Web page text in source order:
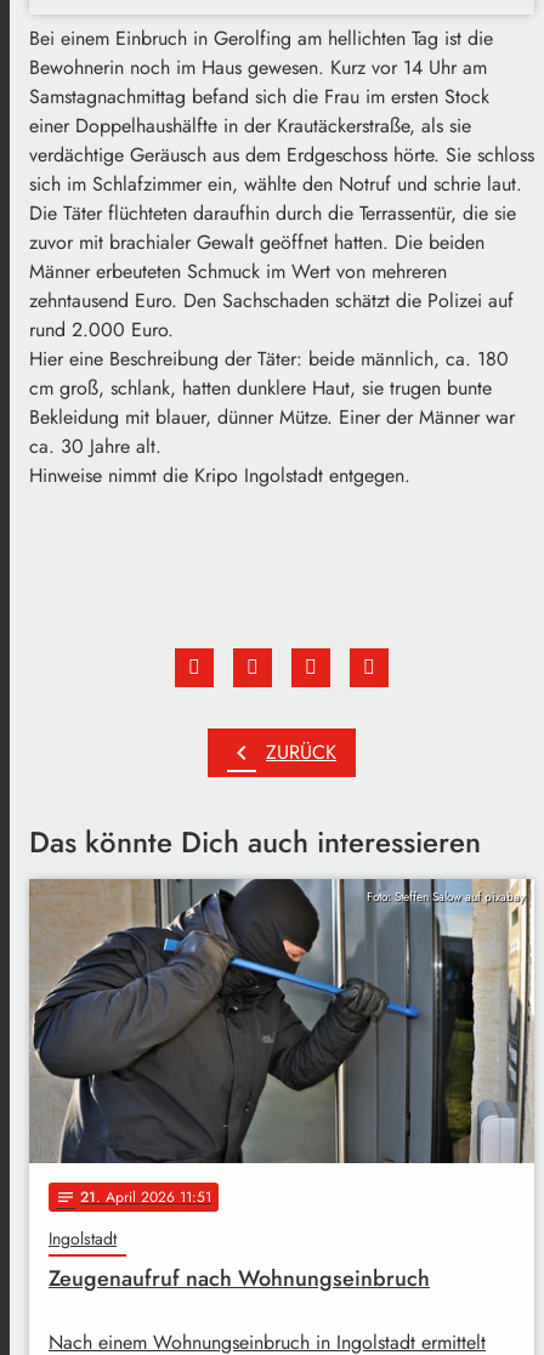
Bei einem Einbruch in Gerolfing am hellichten Tag ist die
Bewohnerin noch im Haus gewesen. Kurz vor 14 Uhr am
Samstagnachmittag befand sich die Frau im ersten Stock
einer Doppelhaushälfte in der Krautäckerstraße, als sie
verdächtige Geräusch aus dem Erdgeschoss hörte. Sie schloss
sich im Schlafzimmer ein, wählte den Notruf und schrie laut.
Die Täter flüchteten daraufhin durch die Terrassentür, die sie
zuvor mit brachialer Gewalt geöffnet hatten. Die beiden
Männer erbeuteten Schmuck im Wert von mehreren
zehntausend Euro. Den Sachschaden schätzt die Polizei auf
rund 2.000 Euro.
Hier eine Beschreibung der Täter: beide männlich, ca. 180
cm groß, schlank, hatten dunklere Haut, sie trugen bunte
Bekleidung mit blauer, dünner Mütze. Einer der Männer war
ca. 30 Jahre alt.
Hinweise nimmt die Kripo Ingolstadt entgegen.
chevron_left ZURÜCK
Das könnte Dich auch interessieren
Foto: Steffen Salow auf pixabay
notes 21. April 2026 11:51
Ingolstadt
Zeugenaufruf nach Wohnungseinbruch
Nach einem Wohnungseinbruch in Ingolstadt ermittelt